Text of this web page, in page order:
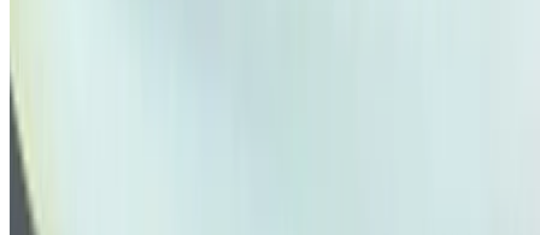
Pourquoi acheter une voiture sur OneClickDrive.ma ?
Recherchez parmi le plus grand nombre de marques et de
modèles de voitures à louer en Tanger. Réservez des
locations de voitures économiques, de SUV, de voitures de
luxe, de voitures de sport et bien plus encore, directement
auprès des agences de location de voitures locales.